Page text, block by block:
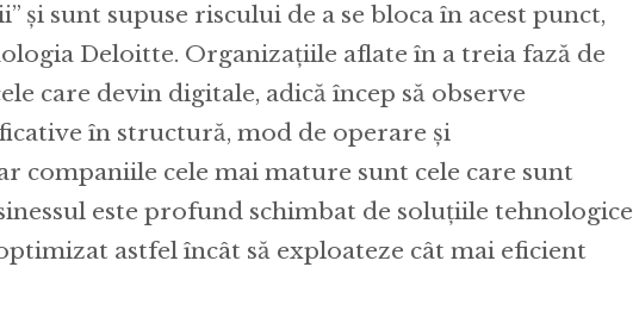
și sunt supuse riscului de a se bloca în acest punct,
Deloitte. Organizațiile aflate în a treia fază de
care devin digitale, adică încep să observe
în structură, mod de operare și
companiile cele mai mature sunt cele care sunt
este profund schimbat de soluțiile tehnologice
astfel încât să exploateze cât mai eficient